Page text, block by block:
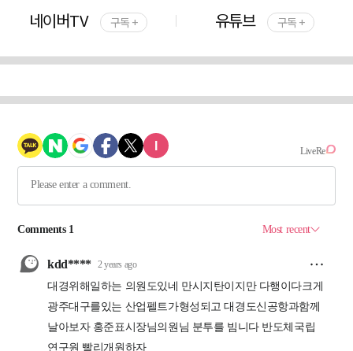
네이버TV 구독 + 유튜브 구독 +